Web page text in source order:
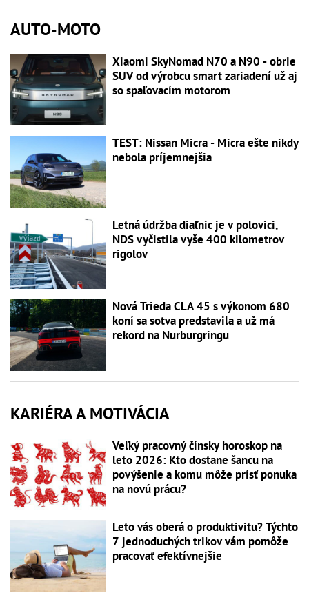
AUTO-MOTO
Xiaomi SkyNomad N70 a N90 - obrie
SUV od výrobcu smart zariadení už aj
so spaľovacím motorom
TEST: Nissan Micra - Micra ešte nikdy
nebola príjemnejšia
Letná údržba diaľnic je v polovici,
NDS vyčistila vyše 400 kilometrov
rigolov
Nová Trieda CLA 45 s výkonom 680
koní sa sotva predstavila a už má
rekord na Nurburgringu
KARIÉRA A MOTIVÁCIA
Veľký pracovný čínsky horoskop na
leto 2026: Kto dostane šancu na
povýšenie a komu môže prísť ponuka
na novú prácu?
Leto vás oberá o produktivitu? Týchto
7 jednoduchých trikov vám pomôže
pracovať efektívnejšie